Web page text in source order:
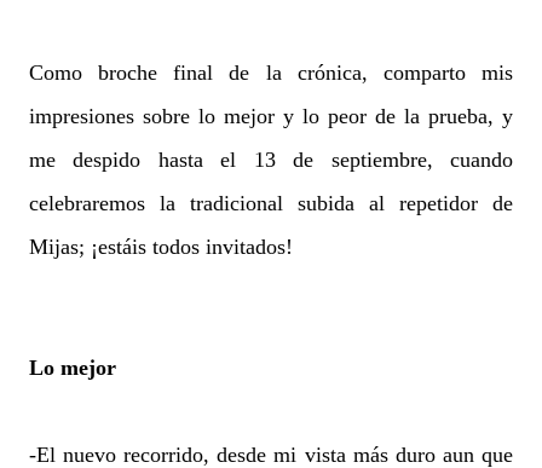
Como broche final de la crónica, comparto mis
impresiones sobre lo mejor y lo peor de la prueba, y
me despido hasta el 13 de septiembre, cuando
celebraremos la tradicional subida al repetidor de
Mijas; ¡estáis todos invitados!
Lo mejor
-El nuevo recorrido, desde mi vista más duro aun que